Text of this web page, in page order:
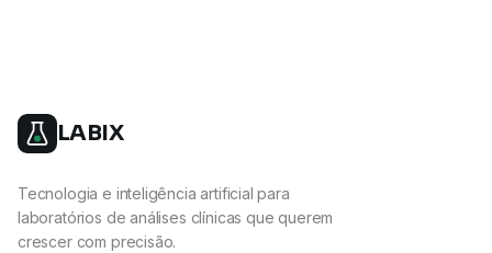
LABIX
Tecnologia e inteligência artificial para
laboratórios de análises clínicas que querem
crescer com precisão.